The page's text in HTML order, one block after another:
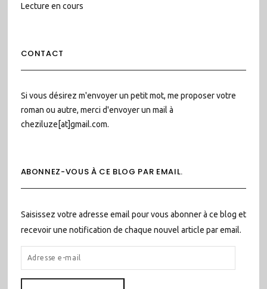
Lecture en cours
CONTACT
Si vous désirez m'envoyer un petit mot, me proposer votre
roman ou autre, merci d'envoyer un mail à
cheziluze[at]gmail.com.
ABONNEZ-VOUS À CE BLOG PAR EMAIL.
Saisissez votre adresse email pour vous abonner à ce blog et
recevoir une notification de chaque nouvel article par email.
ADRESSE
E-